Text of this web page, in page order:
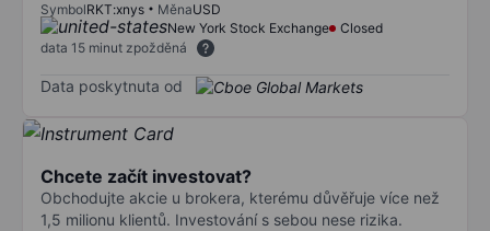
SymbolRKT:xnys MěnaUSD
New York Stock Exchange
Closed
data 15 minut zpožděná
Data poskytnuta od
Chcete začít investovat?
Obchodujte akcie u brokera, kterému důvěřuje více než
1,5 milionu klientů. Investování s sebou nese rizika.